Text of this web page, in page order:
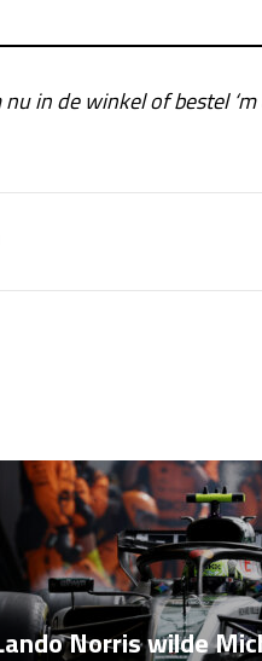
in de winkel of bestel
Norris wilde